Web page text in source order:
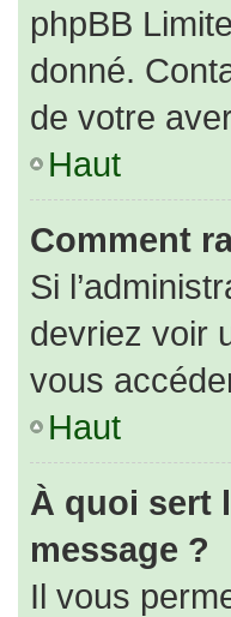
phpBB
donné.
de votre
Haut
Comment
Si
devriez voir
vous
Haut
À quoi sert
message ?
Il vous